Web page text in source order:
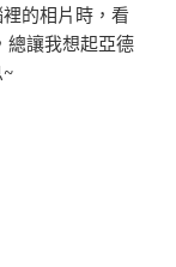
的相片時，看
總讓我想起亞德